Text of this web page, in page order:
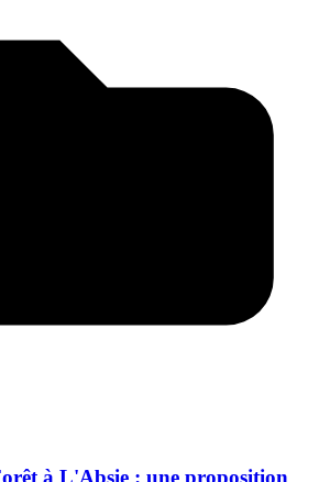
à L'Absie : une proposition